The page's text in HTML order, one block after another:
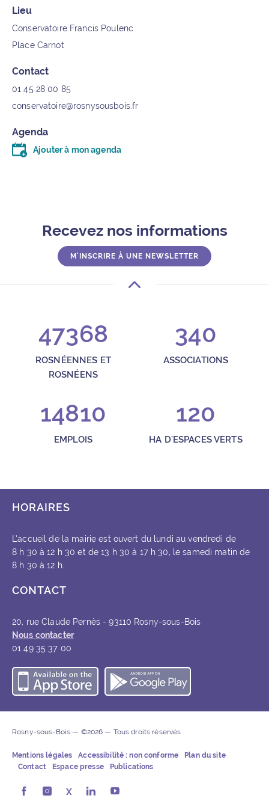
Lieu
Conservatoire Francis Poulenc
Place Carnot
Contact
01 45 28 00 85
conservatoire@rosnysousbois.fr
Agenda
Ajouter à mon agenda
Télécharger le fichier .ics (moins d’un kilo-octet)
Recevez nos informations
M'INSCRIRE À UNE NEWSLETTER
47368
ROSNÉENNES ET
ROSNÉENS
340
ASSOCIATIONS
14810
EMPLOIS
120
HA D'ESPACES VERTS
HORAIRES
L’accueil de la mairie est ouvert du lundi au vendredi de
8 h 30 à 12 h 30 et de 13 h 30 à 17 h 30, le samedi matin de
8 h 30 à 12 h.
CONTACT
20, rue Claude Pernès - 93110 Rosny-sous-Bois
Nous contacter
01 49 35 37 00
Télécharger l’application iOS
Rosny-sous-Bois — ©2026 — Tous droits réservés
Mentions légales Accessibilité : non conforme
Plan du site
Contact
Espace presse Publications
Rosny-sous-Bois sur Facebook (ouvre une nouvelle
Rosny-sous-Bois sur Instagram (ouvre une
X Rosny-sous-Bois sur LinkedIn (ouvre
Rosny-sous-Bois sur Youtube